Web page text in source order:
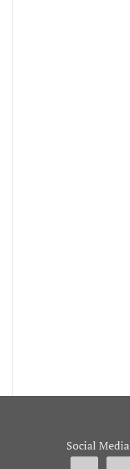
Social Media